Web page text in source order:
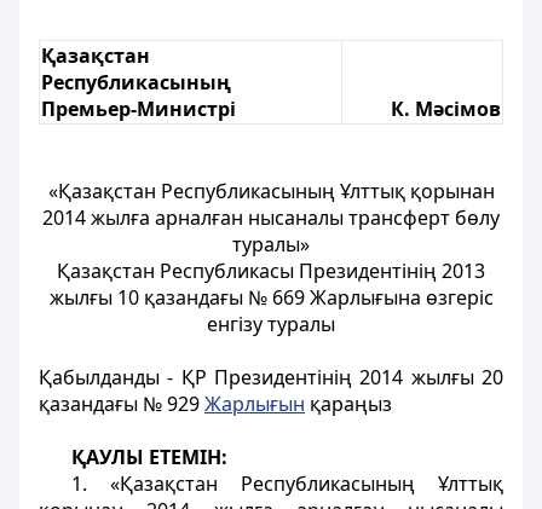
Қазақстан
Республикасының
Премьер-Министрі
К. Мәсімов
«Қазақстан Республикасының Ұлттық қорынан
2014 жылға арналған нысаналы трансферт бөлу
туралы»
Қазақстан Республикасы Президентінің 2013
жылғы 10 қазандағы № 669 Жарлығына өзгеріс
енгізу туралы
Қабылданды - ҚР Президентінің 2014 жылғы 20
қазандағы № 929Жарлығын қараңыз
ҚАУЛЫ ЕТЕМІН:
1. «Қазақстан Республикасының Ұлттық